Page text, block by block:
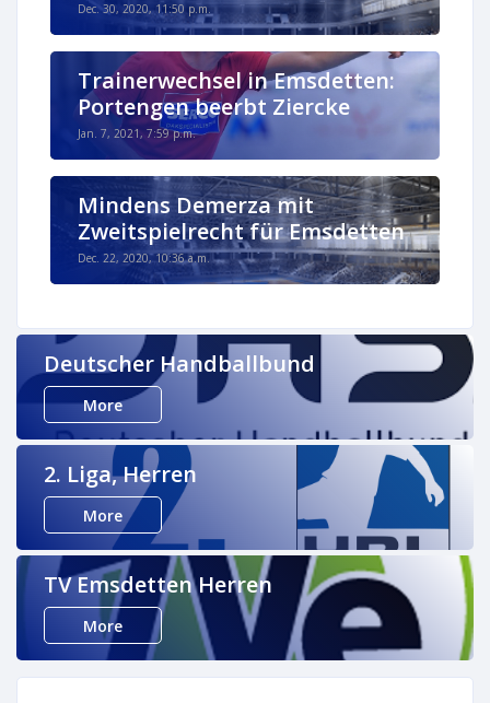
Dec. 30, 2020, 11:50 p.m.
Trainerwechsel in Emsdetten:
Portengen beerbt Ziercke
Jan. 7, 2021, 7:59 p.m.
Mindens Demerza mit
Zweitspielrecht für Emsdetten
Dec. 22, 2020, 10:36 a.m.
Deutscher Handballbund
More
2. Liga, Herren
More
TV Emsdetten Herren
More